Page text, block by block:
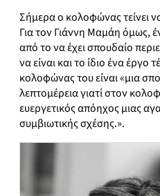
Σήμερα ο κολοφώνας τείνει
Για τον Γιάννη Μαμάη όμως,
από το να έχει σπουδαίο
να είναι και το ίδιο ένα έργο
κολοφώνας του είναι «μια
λεπτομέρεια γιατί στον
ευεργετικός απόηχος μιας
συμβιωτικής σχέσης.».